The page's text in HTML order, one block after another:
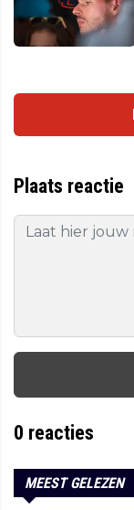
Plaats reactie
0 reacties
MEEST GELEZEN